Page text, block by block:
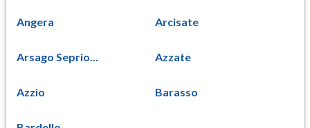
Angera Arcisate
Arsago Seprio... Azzate
Azzio Barasso